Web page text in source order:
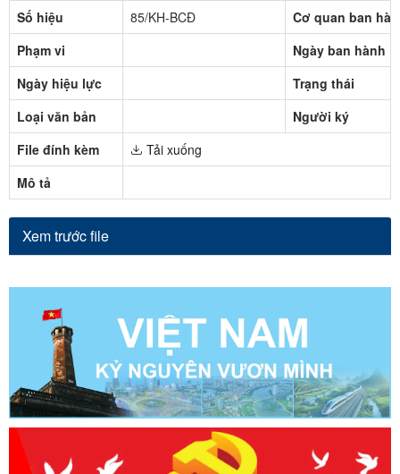
Số hiệu
85/KH-BCĐ
Cơ quan ban
Phạm vi
Ngày ban hành
Ngày hiệu lực
Trạng thái
Loại văn bản
Người ký
File đính kèm
Tải xuống
Mô tả
Xem trước file